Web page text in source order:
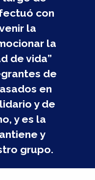
con
la
la
de vida”
de
en
y de
y es la
y
grupo.